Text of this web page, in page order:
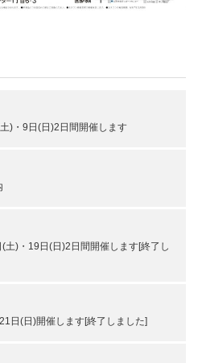
)・9日(日)2日間開催します
)・19日(日)2日間開催します[終了し
日(日)開催します[終了しました]